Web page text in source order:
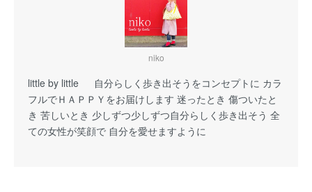
niko
little by little 自分らしく歩き出そうをコンセプトに カラ
フルでＨＡＰＰＹをお届けします 迷ったとき 傷ついたと
き 苦しいとき 少しずつ少しずつ自分らしく歩き出そう 全
ての女性が笑顔で 自分を愛せますように